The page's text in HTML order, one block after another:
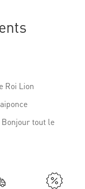
Roi Lion
Bonjour tout le